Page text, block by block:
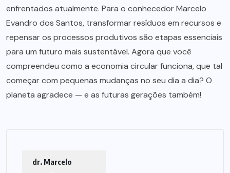
enfrentados atualmente. Para o conhecedor Marcelo
Evandro dos Santos, transformar resíduos em recursos e
repensar os processos produtivos são etapas essenciais
para um futuro mais sustentável. Agora que você
compreendeu como a economia circular funciona, que tal
começar com pequenas mudanças no seu dia a dia? O
planeta agradece — e as futuras gerações também!
dr. Marcelo